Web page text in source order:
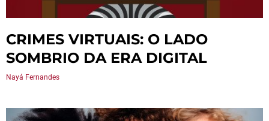
CRIMES VIRTUAIS: O LADO
SOMBRIO DA ERA DIGITAL
Nayá Fernandes